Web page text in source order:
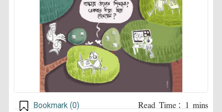
Bookmark (0)